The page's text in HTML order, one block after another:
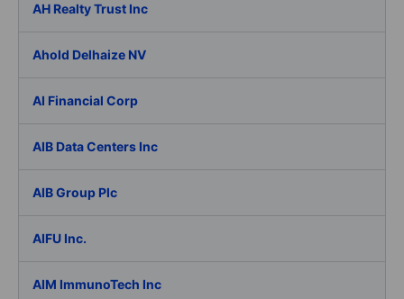
AH Realty Trust Inc
Ahold Delhaize NV
AI Financial Corp
AIB Data Centers Inc
AIB Group Plc
AIFU Inc.
AIM ImmunoTech Inc